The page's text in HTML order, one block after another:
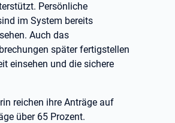
Persönliche
im System bereits
Auch das
später fertigstellen
einsehen und die sichere
reichen ihre Anträge auf
über 65 Prozent.